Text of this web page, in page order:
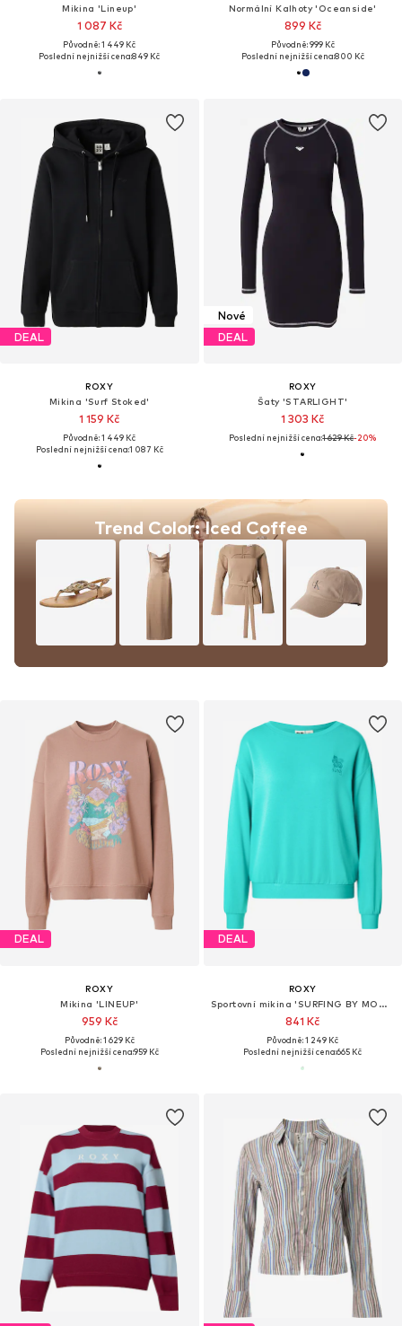
Mikina 'Lineup'
1 087 Kč
Původně: 1 449 Kč
Poslední nejnižší cena:849 Kč
Normální Kalhoty 'Oceanside'
899 Kč
Původně: 999 Kč
Poslední nejnižší cena:800 Kč
DEAL
ROXY
Mikina 'Surf Stoked'
1 159 Kč
Původně: 1 449 Kč
Poslední nejnižší cena:1 087 Kč
Nové
DEAL
ROXY
Šaty 'STARLIGHT'
1 303 Kč
Poslední nejnižší cena:1 629 Kč-20%
Trend Color: Iced Coffee
DEAL
ROXY
Mikina 'LINEUP'
959 Kč
Původně: 1 629 Kč
Poslední nejnižší cena:959 Kč
DEAL
ROXY
Sportovní mikina 'SURFING BY MOON'
841 Kč
Původně: 1 249 Kč
Poslední nejnižší cena:665 Kč